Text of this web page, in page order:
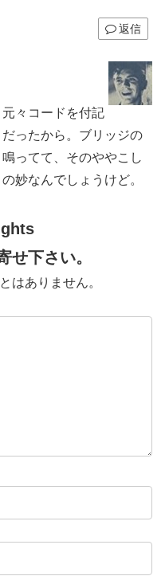
返信
々コードを付記
ったから。ブリッジの
ってて、そのややこし
妙なんでしょうけど。
せ下さい。
はありません。